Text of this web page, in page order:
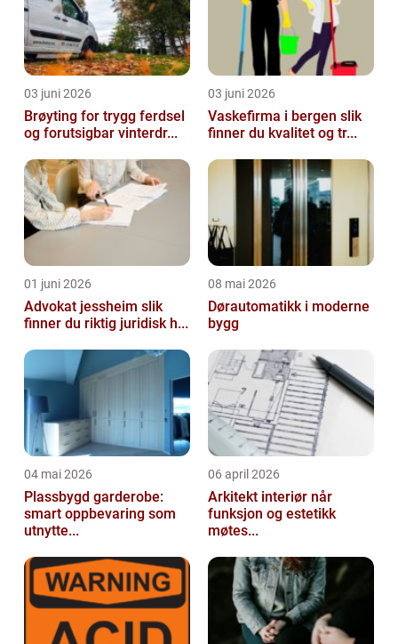
03 juni 2026
Brøyting for trygg ferdsel
og forutsigbar vinterdr...
03 juni 2026
Vaskefirma i bergen slik
finner du kvalitet og tr...
01 juni 2026
Advokat jessheim slik
finner du riktig juridisk h...
08 mai 2026
Dørautomatikk i moderne
bygg
04 mai 2026
Plassbygd garderobe:
smart oppbevaring som
utnytte...
06 april 2026
Arkitekt interiør når
funksjon og estetikk
møtes...